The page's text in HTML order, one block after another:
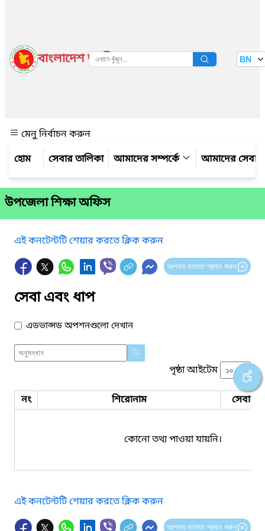
বাংলাদেশ জাতীয় তথ্য বাতায়ন BN
মেনু নির্বাচন করুন
সেবার তালিকা
আমাদের সম্পর্কে আমাদের সেবা
উপজেলা শিক্ষা অফিস
এই কনটেন্টটি শেয়ার করতে ক্লিক করুন
আপনার মতামত প্রদান করুন
সেবা এবং ধাপ
এডভান্সড অপশনগুলো দেখান
পৃষ্ঠা আইটেম
নং শিরোনাম সেবার
কোনো তথ্য পাওয়া যায়নি।
এই কনটেন্টটি শেয়ার করতে ক্লিক করুন
আপনার মতামত প্রদান করুন